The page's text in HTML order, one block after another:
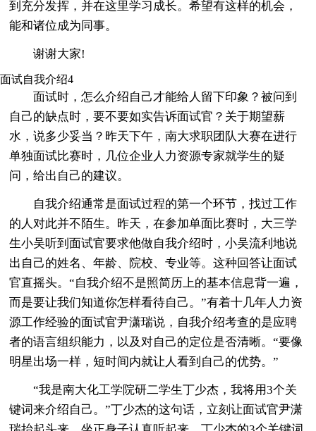
到充分发挥，并在这里学习成长。希望有这样的机会，
能和诸位成为同事。
谢谢大家!
面试自我介绍4
面试时，怎么介绍自己才能给人留下印象？被问到
自己的缺点时，要不要如实告诉面试官？关于期望薪
水，说多少妥当？昨天下午，南大求职团队大赛在进行
单独面试比赛时，几位企业人力资源专家就学生的疑
问，给出自己的建议。
自我介绍通常是面试过程的第一个环节，找过工作
的人对此并不陌生。昨天，在参加单面比赛时，大三学
生小吴听到面试官要求他做自我介绍时，小吴流利地说
出自己的姓名、年龄、院校、专业等。这种回答让面试
官直摇头。“自我介绍不是照简历上的基本信息背一遍，
而是要让我们知道你怎样看待自己。”有着十几年人力资
源工作经验的面试官尹潇瑞说，自我介绍考查的是应聘
者的语言组织能力，以及对自己的定位是否清晰。“要像
明星出场一样，短时间内就让人看到自己的优势。”
“我是南大化工学院研二学生丁少杰，我将用3个关
键词来介绍自己。”丁少杰的这句话，立刻让面试官尹潇